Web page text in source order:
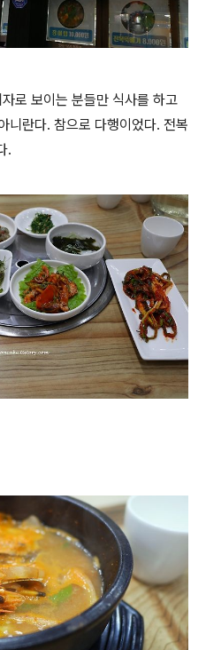
로 보이는 분들만 식사를 하고
니란다. 참으로 다행이었다. 전복
.